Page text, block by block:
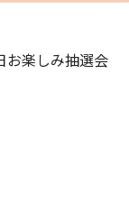
お楽しみ抽選会